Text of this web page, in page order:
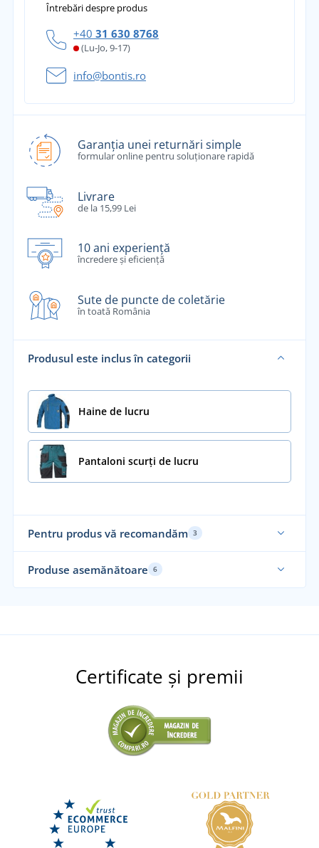
Întrebări despre produs
+40 31 630 8768
(Lu-Jo, 9-17)
info@bontis.ro
Garanția unei returnări simple
formular online pentru soluționare rapidă
Livrare
de la 15,99 Lei
10 ani experiență
încredere și eficiență
Sute de puncte de coletărie
în toată România
Produsul este inclus în categorii
Haine de lucru
Pantaloni scurți de lucru
Pentru produs vă recomandăm 3
Tricou CXS NOLAN cu mânecă scurtă
Produse asemănătoare 6
Certificate și premii